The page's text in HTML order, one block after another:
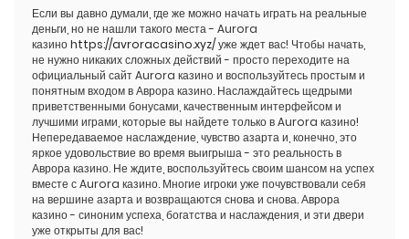
Если вы давно думали, где же можно начать играть на реальные
деньги, но не нашли такого места - Aurora
казиноhttps://avroracasino.xyz/уже ждет вас! Чтобы начать,
не нужно никаких сложных действий - просто переходите на
официальный сайт Aurora казино и воспользуйтесь простым и
понятным входом в Аврора казино. Наслаждайтесь щедрыми
приветственными бонусами, качественным интерфейсом и
лучшими играми, которые вы найдете только в Aurora казино!
Непередаваемое наслаждение, чувство азарта и, конечно, это
яркое удовольствие во время выигрыша - это реальность в
Аврора казино. Не ждите, воспользуйтесь своим шансом на успех
вместе с Aurora казино. Многие игроки уже почувствовали себя
на вершине азарта и возвращаются снова и снова. Аврора
казино - синоним успеха, богатства и наслаждения, и эти двери
уже открыты для вас!